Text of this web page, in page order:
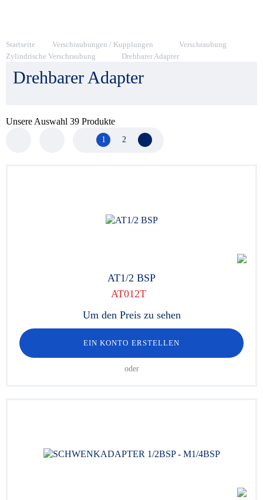
Startseite Verschraubungen / Kupplungen
Verschraubung
Zylindrische Verschraubung
Drehbarer Adapter
Drehbarer Adapter
Unsere Auswahl 39 Produkte
1 2 Nächste Seite
AT1/2 BSP
AT012T
Um den Preis zu sehen
EIN KONTO ERSTELLEN
oder